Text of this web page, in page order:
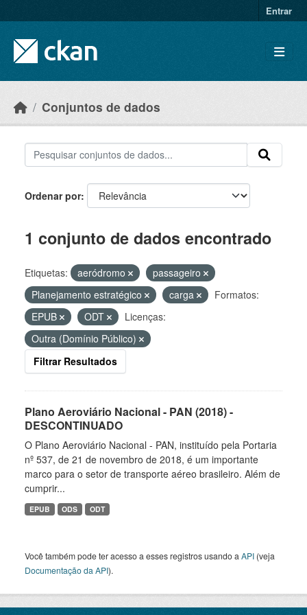
Entrar
Conjuntos de dados
Ordenar por
1 conjunto de dados encontrado
Etiquetas: aeródromo
passageiro
Planejamento estratégico
carga
Formatos:
EPUB
ODT
Licenças:
Outra (Domínio Público)
Filtrar Resultados
Plano Aeroviário Nacional - PAN (2018) -
DESCONTINUADO
O Plano Aeroviário Nacional - PAN, instituído pela Portaria
nº 537, de 21 de novembro de 2018, é um importante
marco para o setor de transporte aéreo brasileiro. Além de
cumprir...
EPUB ODS ODT
Você também pode ter acesso a esses registros usando a API (veja
Documentação da API).